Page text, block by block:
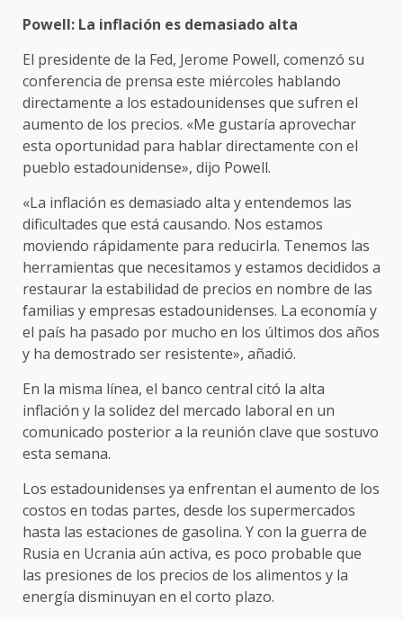
Powell: La inflación es demasiado alta
El presidente de la Fed, Jerome Powell, comenzó su
conferencia de prensa este miércoles hablando
directamente a los estadounidenses que sufren el
aumento de los precios. «Me gustaría aprovechar
esta oportunidad para hablar directamente con el
pueblo estadounidense», dijo Powell.
«La inflación es demasiado alta y entendemos las
dificultades que está causando. Nos estamos
moviendo rápidamente para reducirla. Tenemos las
herramientas que necesitamos y estamos decididos a
restaurar la estabilidad de precios en nombre de las
familias y empresas estadounidenses. La economía y
el país ha pasado por mucho en los últimos dos años
y ha demostrado ser resistente», añadió.
En la misma línea, el banco central citó la alta
inflación y la solidez del mercado laboral en un
comunicado posterior a la reunión clave que sostuvo
esta semana.
Los estadounidenses ya enfrentan el aumento de los
costos en todas partes, desde los supermercados
hasta las estaciones de gasolina. Y con la guerra de
Rusia en Ucrania aún activa, es poco probable que
las presiones de los precios de los alimentos y la
energía disminuyan en el corto plazo.